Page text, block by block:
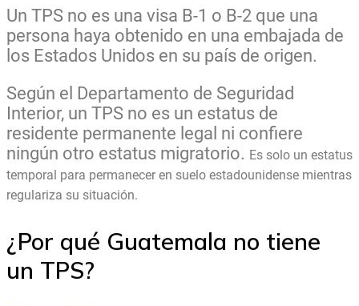
Un TPS no es una visa B-1 o B-2 que una
persona haya obtenido en una embajada de
los Estados Unidos en su país de origen.
Según el Departamento de Seguridad
Interior, un TPS no es un estatus de
residente permanente legal ni confiere
ningún otro estatus migratorio. Es solo un estatus
temporal para permanecer en suelo estadounidense mientras
regulariza su situación.
¿Por qué Guatemala no tiene
un TPS?